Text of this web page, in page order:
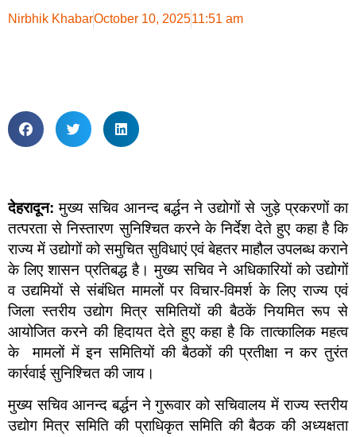
Nirbhik KhabarOctober 10, 202511:51 am
देहरादून: मुख्य सचिव आनन्द बर्द्धन ने उद्योगों से जुड़े प्रकरणों का
तत्परता से निस्तारण सुनिश्चित करने के निर्देश देते हुए कहा है कि
राज्य में उद्योगों को समुचित सुविधाएं एवं बेहतर माहौल उपलब्ध कराने
के लिए शासन प्रतिबद्ध है। मुख्य सचिव ने अधिकारियों को उद्योगों
व उद्यमियों से संबंधित मामलों पर विचार-विमर्श के लिए राज्य एवं
जिला स्तरीय उद्योग मित्र समितियों की बैठकें नियमित रूप से
आयोजित करने की हिदायत देते हुए कहा है कि तात्कालिक महत्व
के मामलों में इन समितियों की बैठकों की प्रतीक्षा न कर तुरंत
कार्रवाई सुनिश्चित की जाय।
मुख्य सचिव आनन्द बर्द्धन ने गुरूवार को सचिवालय में राज्य स्तरीय
उद्योग मित्र समिति की प्राधिकृत समिति की बैठक की अध्यक्षता